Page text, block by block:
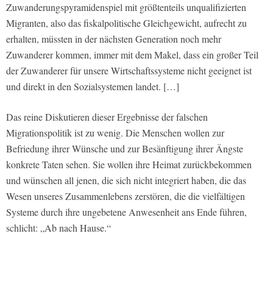
Zuwanderungspyramidenspiel mit größtenteils unqualifizierten
Migranten, also das fiskalpolitische Gleichgewicht, aufrecht zu
erhalten, müssten in der nächsten Generation noch mehr
Zuwanderer kommen, immer mit dem Makel, dass ein großer Teil
der Zuwanderer für unsere Wirtschaftssysteme nicht geeignet ist
und direkt in den Sozialsystemen landet. […]
Das reine Diskutieren dieser Ergebnisse der falschen
Migrationspolitik ist zu wenig. Die Menschen wollen zur
Befriedung ihrer Wünsche und zur Besänftigung ihrer Ängste
konkrete Taten sehen. Sie wollen ihre Heimat zurückbekommen
und wünschen all jenen, die sich nicht integriert haben, die das
Wesen unseres Zusammenlebens zerstören, die die vielfältigen
Systeme durch ihre ungebetene Anwesenheit ans Ende führen,
schlicht: „Ab nach Hause.“